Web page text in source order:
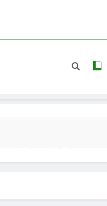
domaine médical